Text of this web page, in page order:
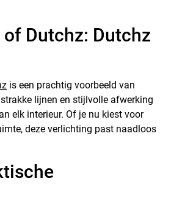
Dutchz: Dutchz
is een prachtig voorbeeld van
lijnen en stijlvolle afwerking
elk interieur. Of je nu kiest voor
deze verlichting past naadloos